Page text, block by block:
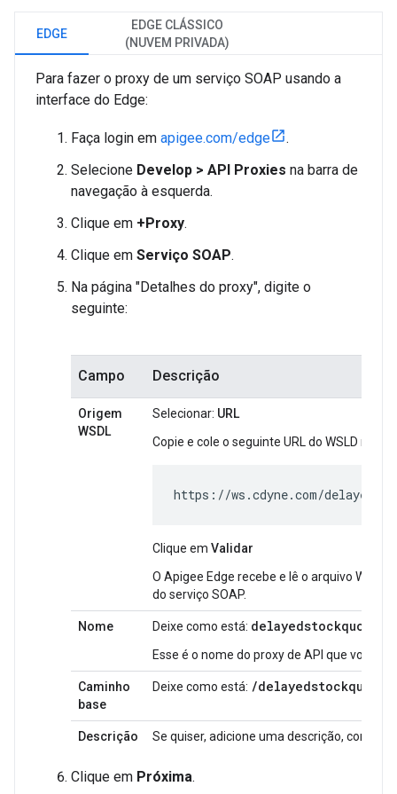
EDGE
EDGE CLÁSSICO
(NUVEM PRIVADA)
Para fazer o proxy de um serviço SOAP usando a
interface do Edge:
Faça login em apigee.com/edge
.
Selecione Develop > API Proxies na barra de
navegação à esquerda.
Clique em +Proxy.
Clique em Serviço SOAP.
Na página "Detalhes do proxy", digite o
seguinte:
Campo Descrição
Origem
WSDL
Selecionar: URL
Copie e cole o seguinte URL do WSLD no
https://ws.cdyne.com/
Clique em Validar
O Apigee Edge recebe e lê o arquivo
do serviço SOAP.
Nome Deixe como está: delayedstockquote
Esse é o nome do proxy de API que você
Caminho
base
Deixe como está: /delayedstockquote
Descrição Se quiser, adicione uma descrição, como:
Clique em Próxima.